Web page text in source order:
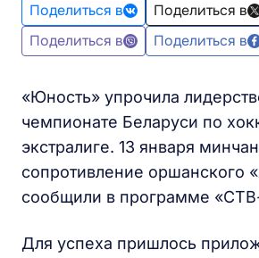
Поделиться в
Поделиться в
Поделиться в
Поделиться в
«Юность» упрочила
чемпионате Беларуси по
экстралиге. 13 января
сопротивление оршанского
сообщили в программе
Для успеха пришлось